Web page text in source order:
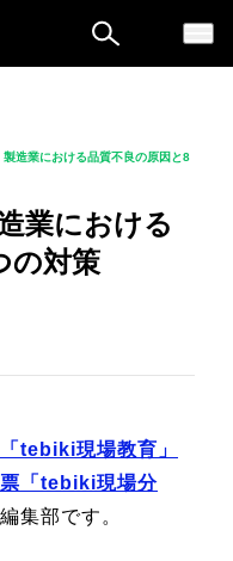
ム
製造業における品質不良の原因と8
業における
の対策
tebiki現場教育」
「tebiki現場分
集部です。